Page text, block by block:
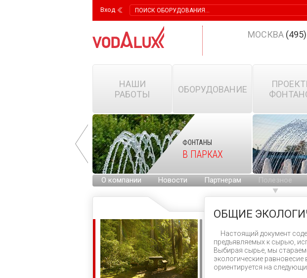
Вход
МОСКВА
НАШИ
РАБОТЫ
ОБОРУДОВАНИЕ
НА ГОРОДСКИХ
ФОНТАНЫ
В ПАРКАХ
О компании Новости Партнерам Полезное
ОБЩИЕ
Настоящий документ
предъявляемых к сырью,
Выбирая сырье, мы
экологические
ориентируется на